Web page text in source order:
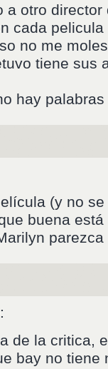
a otro
cada
no me
tiene sus
hay palabras
(y no
buena
de la critica,
bay no tiene